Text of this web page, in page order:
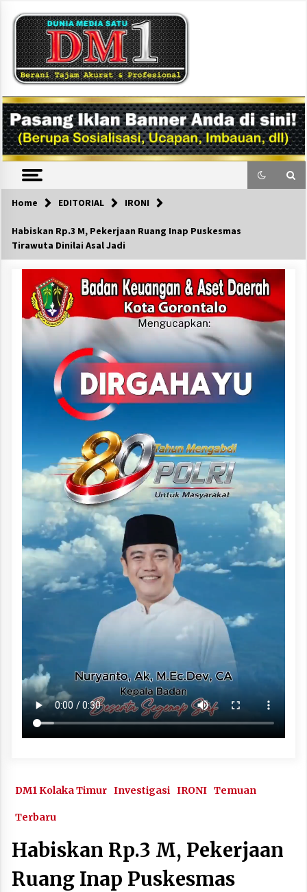
content
DM1
Home EDITORIAL IRONI
Habiskan Rp.3 M, Pekerjaan Ruang Inap Puskesmas
Tirawuta Dinilai Asal Jadi
DM1 Kolaka Timur Investigasi IRONI Temuan
Terbaru
Habiskan Rp.3 M, Pekerjaan
Ruang Inap Puskesmas